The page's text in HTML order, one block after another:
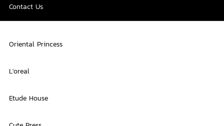
Contact Us
Oriental Princess
L'oreal
Etude House